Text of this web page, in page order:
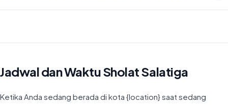
Jadwal dan Waktu Sholat Salatiga
Ketika Anda sedang berada di kota {location} saat sedang